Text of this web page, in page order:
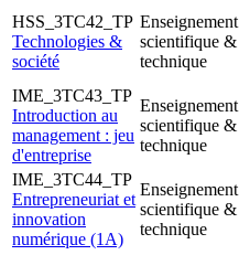
HSS_3TC42_TP
Technologies &
société
Enseignement
scientifique &
technique
IME_3TC43_TP
Introduction au
management : jeu
d'entreprise
Enseignement
scientifique &
technique
IME_3TC44_TP
Entrepreneuriat et
innovation
numérique (1A)
Enseignement
scientifique &
technique